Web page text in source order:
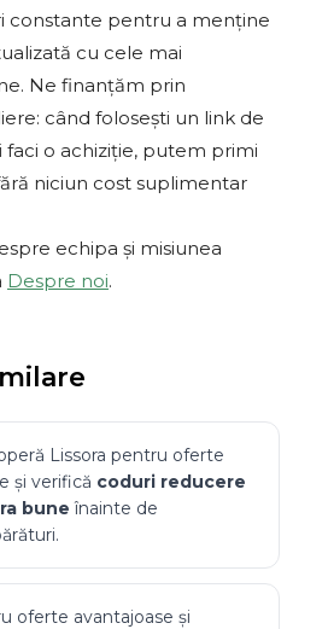
constante pentru a menține
cu cele mai
Ne finanțăm prin
când folosești un link de
faci o achiziție, putem primi
niciun cost suplimentar
echipa și misiunea
Despre noi.
Lissora pentru oferte
și verifică coduri reducere
bune înainte de
oferte avantajoase și